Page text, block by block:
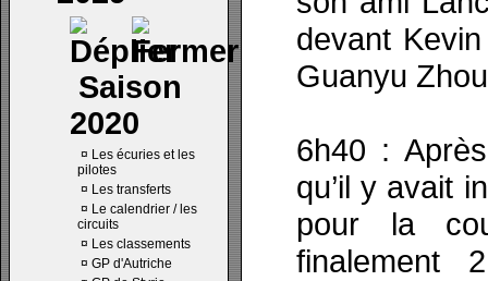
Saison
2020
¤ Les écuries et les
pilotes
¤ Les transferts
¤ Le calendrier / les
circuits
¤ Les classements
¤ GP d'Autriche
devant
Guanyu
6h40 :
qu’il y avait
pour la